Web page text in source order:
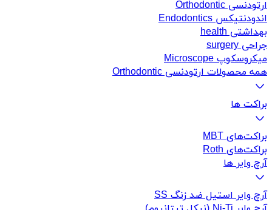
ارتودنسی Orthodontic
اندودنتیکس Endodontics
بهداشتی health
جراحی surgery
میکروسکوپ Microscope
همه محصولات ارتودنسی Orthodontic
براکت ها
براکت‌های MBT
براکت‌های Roth
آرچ وایر ها
آرچ وایر استیل ضد زنگ SS